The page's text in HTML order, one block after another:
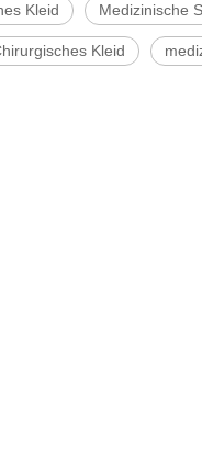
Kleid Medizinische
Kleid